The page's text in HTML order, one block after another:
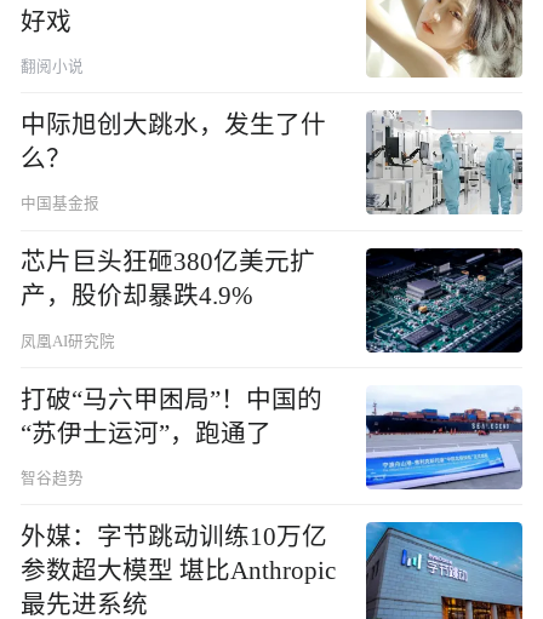
好戏
翻阅小说
中际旭创大跳水，发生了什
么？
中国基金报
芯片巨头狂砸380亿美元扩
产，股价却暴跌4.9%
凤凰AI研究院
打破“马六甲困局”！中国的
“苏伊士运河”，跑通了
智谷趋势
外媒：字节跳动训练10万亿
参数超大模型 堪比Anthropic
最先进系统